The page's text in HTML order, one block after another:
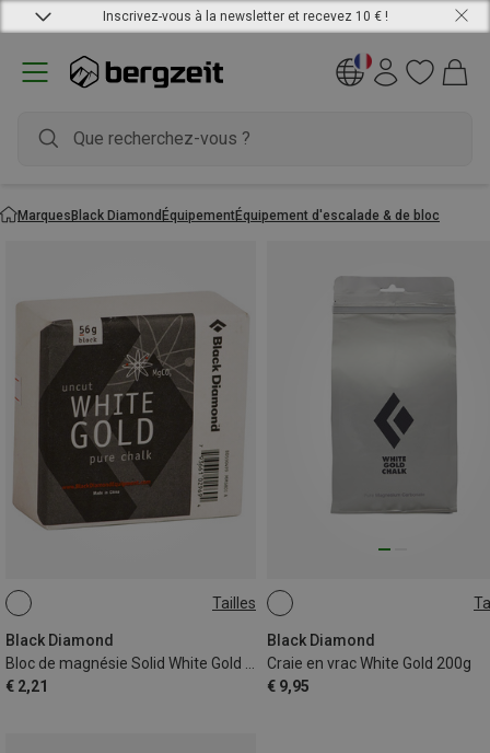
Inscrivez-vous à la newsletter et recevez 10 € !
MarquesBlack DiamondÉquipementÉquipement d'escalade & de bloc
Tailles
Black Diamond
€ 2,21
ONE SIZE
Black Diamond
Craie en vrac White Gold 200g
€ 9,95
ONE SIZE